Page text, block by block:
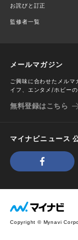
お詫びと訂正
監修者一覧
メールマガジン
ご興味に合わせたメル
イフ、エンタメ/ホビーの
無料登録はこちら
マイナビニュース
Copyright © Mynavi